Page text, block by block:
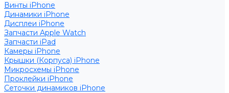
Винты iPhone
Динамики iPhone
Дисплеи iPhone
Запчасти Apple Watch
Запчасти iPad
Камеры iPhone
Крышки (Корпуса) iPhone
Микросхемы iPhone
Проклейки iPhone
Сеточки динамиков iPhone